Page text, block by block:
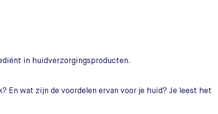
in huidverzorgingsproducten.
En wat zijn de voordelen ervan voor je huid? Je leest het